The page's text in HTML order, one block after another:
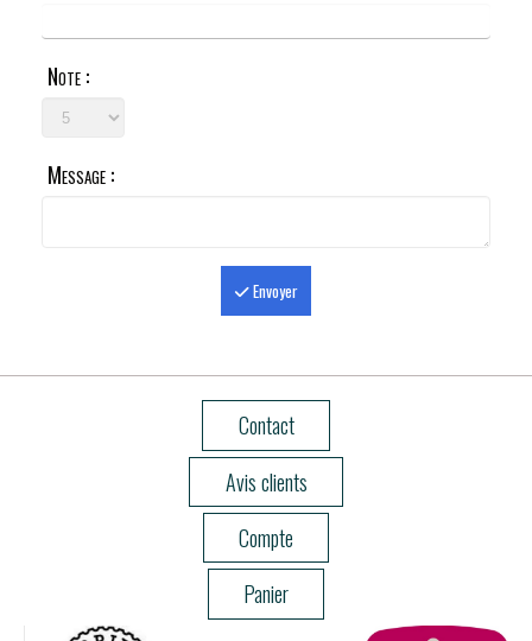
Note :
Message :
Envoyer
Contact
Avis clients
Compte
Panier